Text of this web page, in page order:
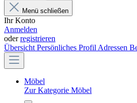
Menü schließen
Ihr Konto
Anmelden
oderregistrieren
Übersicht Persönliches Profil Adressen
Möbel
Zur Kategorie Möbel